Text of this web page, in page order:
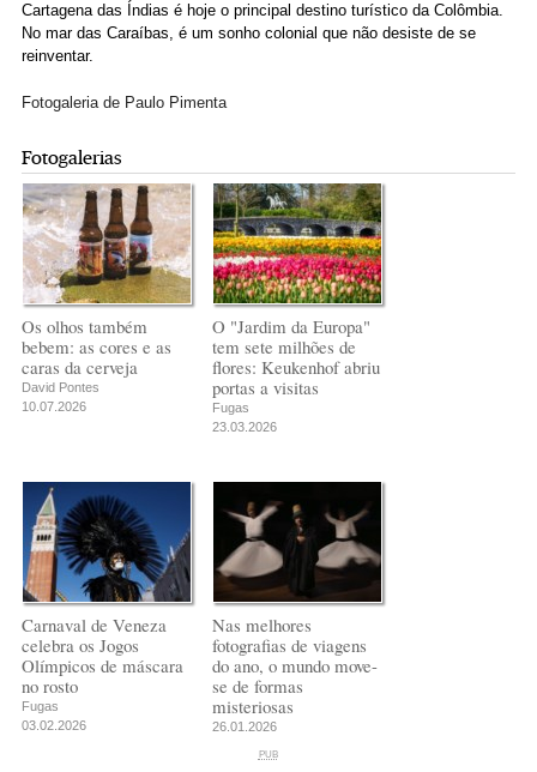
Cartagena das Índias é hoje o principal destino turístico da Colômbia.
No mar das Caraíbas, é um sonho colonial que não desiste de se
reinventar.
Fotogaleria de Paulo Pimenta
Fotogalerias
Os olhos também
bebem: as cores e as
caras da cerveja
David Pontes
10.07.2026
O "Jardim da Europa"
tem sete milhões de
flores: Keukenhof abriu
portas a visitas
Fugas
23.03.2026
Carnaval de Veneza
celebra os Jogos
Olímpicos de máscara
no rosto
Fugas
03.02.2026
Nas melhores
fotografias de viagens
do ano, o mundo move-
se de formas
misteriosas
26.01.2026
PUB